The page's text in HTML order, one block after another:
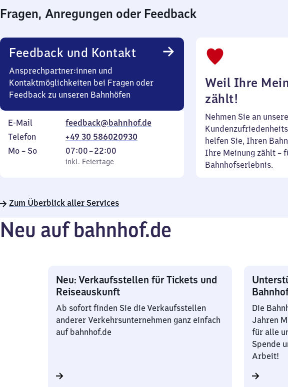
Fragen, Anregungen oder Feedback
Feedback und Kontakt
Ansprechpartner:innen und
Kontaktmöglichkeiten bei Fragen oder
Feedback zu unseren Bahnhöfen
E-Mail
feedback@bahnhof.de
Telefon
+49 30 586020930
Montag
Mo – So,
inkl. Feiertage
07:00–22:00
Von
7
22
inkl. Feiertage
Weil Ihre
zählt!
Nehmen Sie an
helfen Sie, Ihren
Ihre Meinung zählt –
Bahnhofserlebnis.
Zum Überblick aller Services
Neu auf bahnhof.de
Neu: Verkaufsstellen für Tickets und
Reiseauskunft
Ab sofort finden Sie die Verkaufsstellen
anderer Verkehrsunternehmen ganz einfach
auf bahnhof.de
Die
Jahren
für alle
Spende
Arbeit!